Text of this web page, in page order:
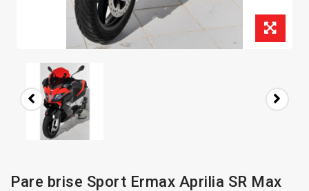
Pare brise Sport Ermax Aprilia SR Max